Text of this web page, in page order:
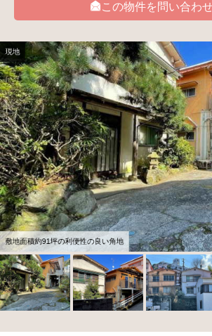
この物件を問い合わ
現地
敷地面積約91坪の利便性の良い角地